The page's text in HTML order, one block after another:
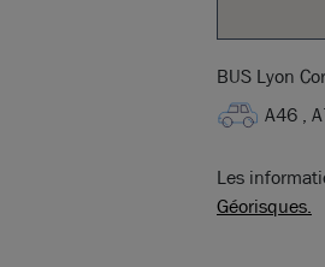
BUS Lyon
A46 ,
Les
Géorisques.